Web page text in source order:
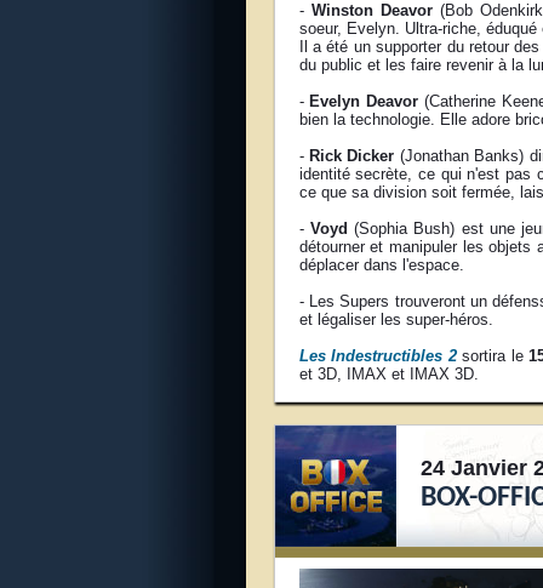
- Winston Deavor(Bob
soeur, Evelyn. Ultra-riche,
Il a été un supporter du retour
du public et les faire revenir à la
- Evelyn Deavor (Catherine
bien la technologie. Elle adore
- Rick Dicker (Jonathan Banks)
identité secrète, ce qui n'est pas
ce que sa division soit fermée,
- Voyd (Sophia Bush) est une
détourner et manipuler les objets
déplacer dans l'espace.
- Les Supers trouveront un
et légaliser les super-héros.
Les Indestructibles 2sortira le
et 3D, IMAX et IMAX 3D.
24 Janvier
BOX-